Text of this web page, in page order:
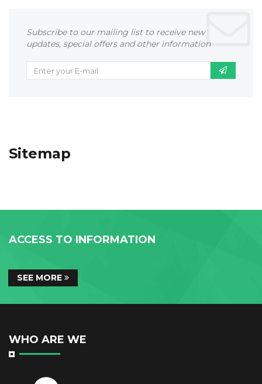
Subscribe to our mailing list to receive new
updates, special offers and other information
Sitemap
ACCESS TO INFORMATION
SEE MORE
WHO ARE WE